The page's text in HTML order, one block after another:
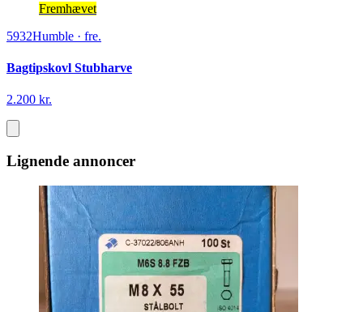
Fremhævet
5932Humble · fre.
Bagtipskovl Stubharve
2.200 kr.
Lignende annoncer